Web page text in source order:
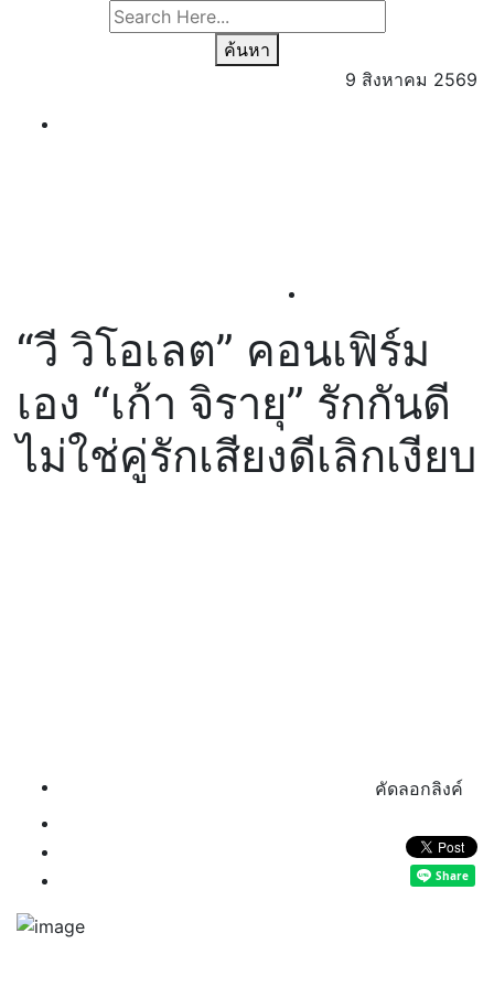
ค้นหา
9 สิงหาคม 2569
“วี วิโอเลต” คอนเฟิร์ม
เอง “เก้า จิรายุ” รักกันดี
ไม่ใช่คู่รักเสียงดีเลิกเงียบ
คัดลอกลิงค์